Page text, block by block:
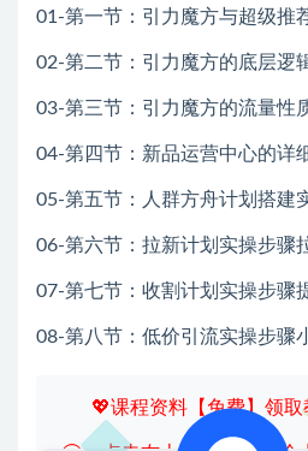
01-第一节：引力魔方与超级推
02-第二节：引力魔方的底层逻
03-第三节：引力魔方的流量性
04-第四节：新品运营中心的详
05-第五节：人群方舟计划搭建
06-第六节：拉新计划实操步骤
07-第七节：收割计划实操步骤
08-第八节：低价引流实操步骤
💖课程资料【免费】领取